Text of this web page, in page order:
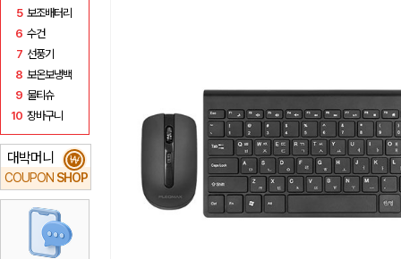
5 보조배터리
6 수건
7 선풍기
8 보온보냉백
9 물티슈
10 장바구니
대박머니
COUPON SHOP
₩